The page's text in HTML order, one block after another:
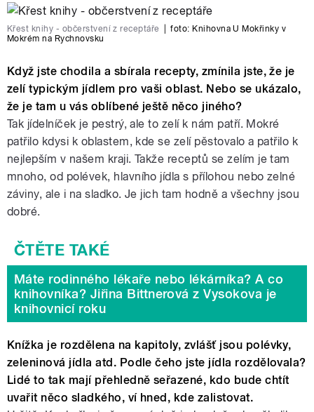
Křest knihy - občerstvení z receptáře foto:Knihovna U Mokřinky v
Mokrém na Rychnovsku
Když jste chodila a sbírala recepty, zmínila jste, že je
zelí typickým jídlem pro vaši oblast. Nebo se ukázalo,
že je tam u vás oblíbené ještě něco jiného?
Tak jídelníček je pestrý, ale to zelí k nám patří. Mokré
patřilo kdysi k oblastem, kde se zelí pěstovalo a patřilo k
nejlepším v našem kraji. Takže receptů se zelím je tam
mnoho, od polévek, hlavního jídla s přílohou nebo zelné
záviny, ale i na sladko. Je jich tam hodně a všechny jsou
dobré.
Máte rodinného lékaře nebo lékárníka? A co
knihovníka? Jiřina Bittnerová z Vysokova je
knihovnicí roku
Knížka je rozdělena na kapitoly, zvlášť jsou polévky,
zeleninová jídla atd. Podle čeho jste jídla rozdělovala?
Lidé to tak mají přehledně seřazené, kdo bude chtít
uvařit něco sladkého, ví hned, kde zalistovat.